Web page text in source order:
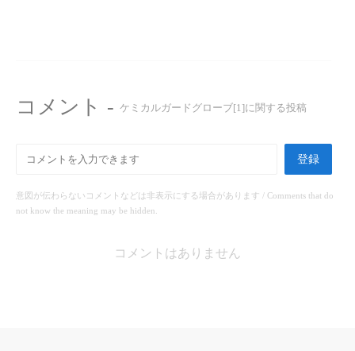
コメント - ケミカルガードグローブ[1]に関する投稿
登録
意図が伝わらないコメントなどは非表示にする場合があります / Comments that do
not know the meaning may be hidden.
コメントはありません